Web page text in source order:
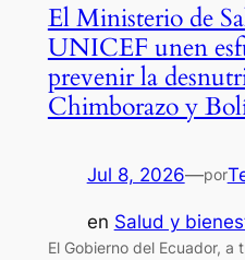
El Ministerio de
UNICEF unen
prevenir la
Chimborazo y
Jul 8, 2026—por
en Salud y
El Gobierno del Ecuador, a